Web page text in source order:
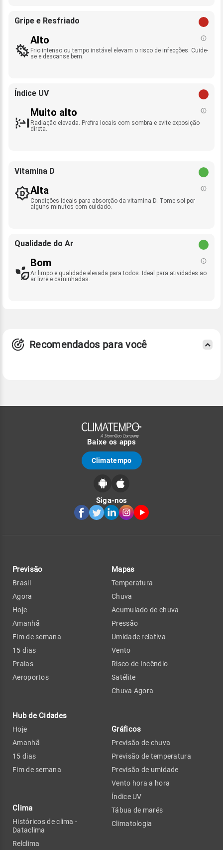
Gripe e Resfriado
Alto
Frio intenso ou tempo instável elevam o risco de infecções. Cuide-
se e descanse bem.
Índice UV
Muito alto
Radiação elevada. Prefira locais com sombra e evite exposição
direta.
Vitamina D
Alta
Condições ideais para absorção da vitamina D. Tome sol por
alguns minutos com cuidado.
Qualidade do Ar
Bom
Ar limpo e qualidade elevada para todos. Ideal para atividades ao
ar livre e caminhadas.
Recomendados para você
Baixe os apps
Climatempo
Siga-nos
Previsão
Brasil
Agora
Hoje
Amanhã
Fim de semana
15 dias
Praias
Aeroportos
Hub de Cidades
Hoje
Amanhã
15 dias
Fim de semana
Clima
Históricos de clima -
Dataclima
Relclima
Mapas
Temperatura
Chuva
Acumulado de chuva
Pressão
Umidade relativa
Vento
Risco de Incêndio
Satélite
Chuva Agora
Gráficos
Previsão de chuva
Previsão de temperatura
Previsão de umidade
Vento hora a hora
Índice UV
Tábua de marés
Climatologia